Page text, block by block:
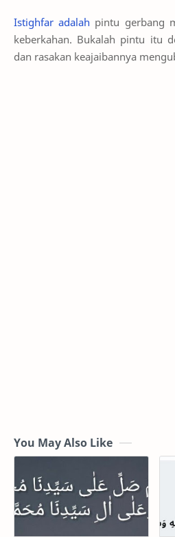
Istighfar adalah pintu gerbang
keberkahan. Bukalah pintu itu
dan rasakan keajaibannya
You May Also Like